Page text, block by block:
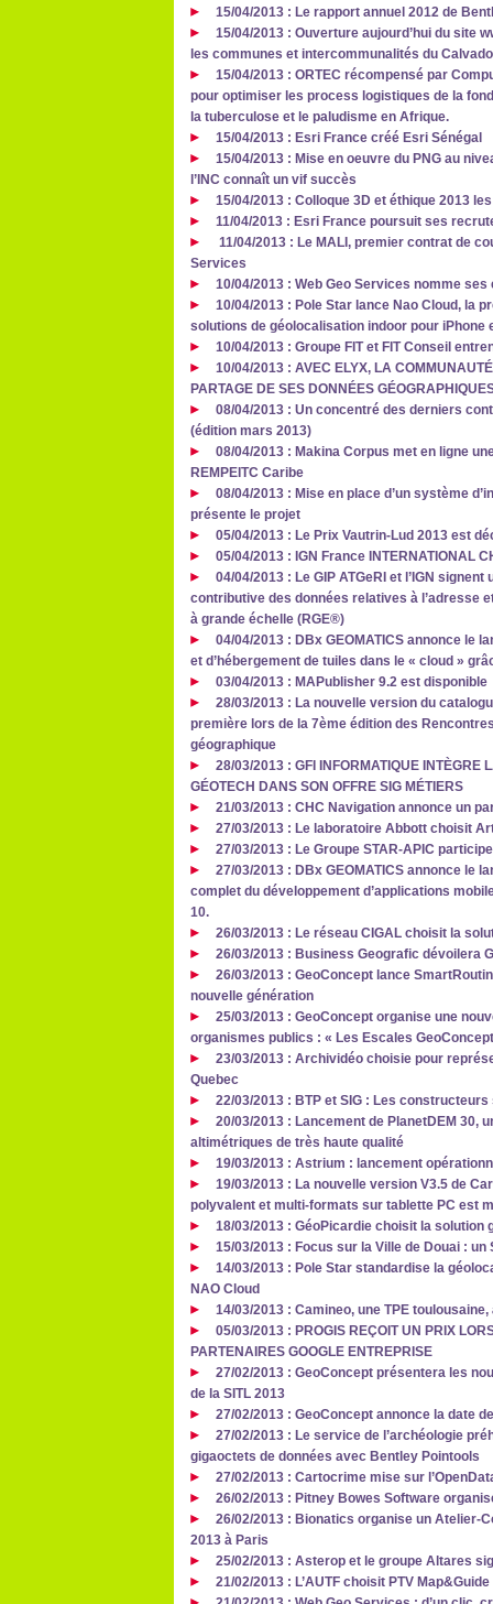
15/04/2013 : Le rapport annuel 2012 de
15/04/2013 : Ouverture aujourd’hui du site
les communes et intercommunalités du
15/04/2013 : ORTEC récompensé par
pour optimiser les process logistiques de la
la tuberculose et le paludisme en Afrique.
15/04/2013 : Esri France créé Esri Sénégal
15/04/2013 : Mise en oeuvre du PNG au
l’INC connaît un vif succès
15/04/2013 : Colloque 3D et éthique 2013
11/04/2013 : Esri France poursuit ses
11/04/2013 : Le MALI, premier contrat de
Services
10/04/2013 : Web Geo Services nomme
10/04/2013 : Pole Star lance Nao Cloud, la
solutions de géolocalisation indoor pour iPhone
10/04/2013 : Groupe FIT et FIT Conseil
10/04/2013 : AVEC ELYX, LA
PARTAGE DE SES DONNÉES
08/04/2013 : Un concentré des derniers
(édition mars 2013)
08/04/2013 : Makina Corpus met en ligne
REMPEITC Caribe
08/04/2013 : Mise en place d’un système
présente le projet
05/04/2013 : Le Prix Vautrin-Lud 2013 est
05/04/2013 : IGN France INTERNATIONAL
04/04/2013 : Le GIP ATGeRI et l’IGN
contributive des données relatives à l’adresse
à grande échelle (RGE®)
04/04/2013 : DBx GEOMATICS annonce le
et d’hébergement de tuiles dans le « cloud »
03/04/2013 : MAPublisher 9.2 est disponible
28/03/2013 : La nouvelle version du
première lors de la 7ème édition des
géographique
28/03/2013 : GFI INFORMATIQUE INTÈGRE
GÉOTECH DANS SON OFFRE SIG MÉTIERS
21/03/2013 : CHC Navigation annonce un
27/03/2013 : Le laboratoire Abbott choisit
27/03/2013 : Le Groupe STAR-APIC
27/03/2013 : DBx GEOMATICS annonce le
complet du développement d’applications
10.
26/03/2013 : Le réseau CIGAL choisit la
26/03/2013 : Business Geografic dévoilera
26/03/2013 : GeoConcept lance
nouvelle génération
25/03/2013 : GeoConcept organise une
organismes publics : « Les Escales
23/03/2013 : Archividéo choisie pour
Quebec
22/03/2013 : BTP et SIG : Les
20/03/2013 : Lancement de PlanetDEM 30,
altimétriques de très haute qualité
19/03/2013 : Astrium : lancement
19/03/2013 : La nouvelle version V3.5 de
polyvalent et multi-formats sur tablette PC est
18/03/2013 : GéoPicardie choisit la solution
15/03/2013 : Focus sur la Ville de Douai : un
14/03/2013 : Pole Star standardise la
NAO Cloud
14/03/2013 : Camineo, une TPE
05/03/2013 : PROGIS REÇOIT UN PRIX
PARTENAIRES GOOGLE ENTREPRISE
27/02/2013 : GeoConcept présentera les
de la SITL 2013
27/02/2013 : GeoConcept annonce la date
27/02/2013 : Le service de l’archéologie
gigaoctets de données avec Bentley Pointools
27/02/2013 : Cartocrime mise sur
26/02/2013 : Pitney Bowes Software
26/02/2013 : Bionatics organise un Atelier-
2013 à Paris
25/02/2013 : Asterop et le groupe Altares
21/02/2013 : L’AUTF choisit PTV